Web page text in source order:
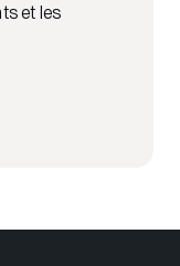
et les